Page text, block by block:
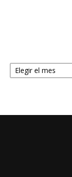
Archivos